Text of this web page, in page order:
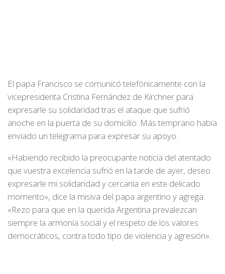
El papa Francisco se comunicó telefónicamente con la
vicepresidenta Cristina Fernández de Kirchner para
expresarle su solidaridad tras el ataque que sufrió
anoche en la puerta de su domicilio. Más temprano había
enviado un telegrama para expresar su apoyo.
«Habiendo recibido la preocupante noticia del atentado
que vuestra excelencia sufrió en la tarde de ayer, deseo
expresarle mi solidaridad y cercanía en este delicado
momento», dice la misiva del papa argentino y agrega:
«Rezo para que en la querida Argentina prevalezcan
siempre la armonía social y el respeto de los valores
democráticos, contra todo tipo de violencia y agresión».